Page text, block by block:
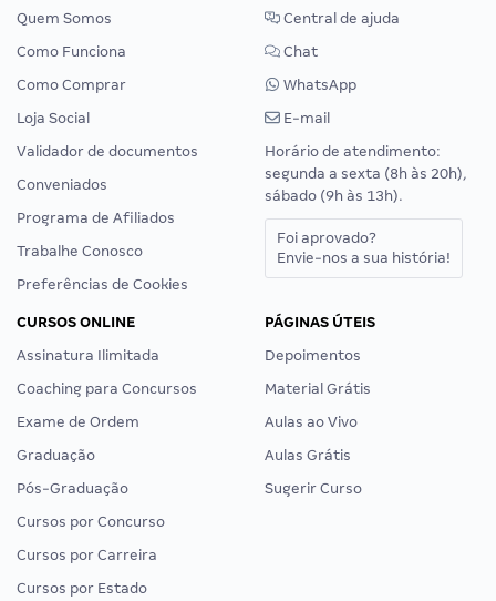
Quem Somos
Como Funciona
Como Comprar
Loja Social
Validador de documentos
Conveniados
Programa de Afiliados
Trabalhe Conosco
Preferências de Cookies
Central de ajuda
Chat
WhatsApp
E-mail
Horário de atendimento:
segunda a sexta (8h às 20h),
sábado (9h às 13h).
Foi aprovado?
Envie-nos a sua história!
CURSOS ONLINE
Assinatura Ilimitada
Coaching para Concursos
Exame de Ordem
Graduação
Pós-Graduação
Cursos por Concurso
Cursos por Carreira
Cursos por Estado
PÁGINAS ÚTEIS
Depoimentos
Material Grátis
Aulas ao Vivo
Aulas Grátis
Sugerir Curso